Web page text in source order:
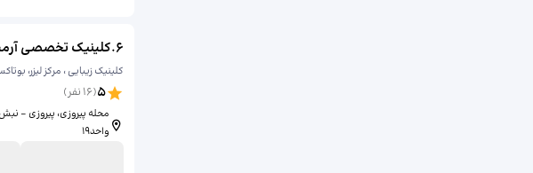
6
.کلینیک تخصصی
کلینیک زیبایی ، مرکز لیزر،
5
(
16 نفر)
واحد۱۹